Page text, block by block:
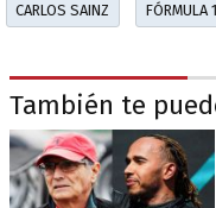
CARLOS SAINZ FÓRMULA 1
También te